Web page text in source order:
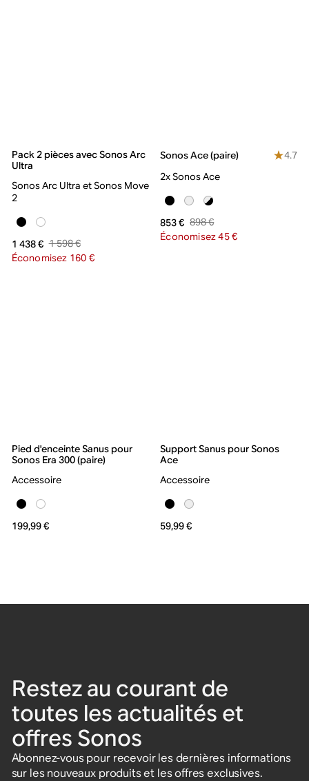
Pack 2 pièces avec Sonos Arc
Ultra
Sonos Arc Ultra et Sonos Move
2
1 438 € 1 598 €
Économisez 160 €
Sonos Ace (paire)
4.7
2x Sonos Ace
853 € 898 €
Économisez 45 €
Pied d'enceinte Sanus pour
Sonos Era 300 (paire)
Accessoire
199,99 €
Support Sanus pour Sonos
Ace
Accessoire
59,99 €
Restez au courant de
toutes les actualités et
offres Sonos
Abonnez-vous pour recevoir les dernières informations
sur les nouveaux produits et les offres exclusives.